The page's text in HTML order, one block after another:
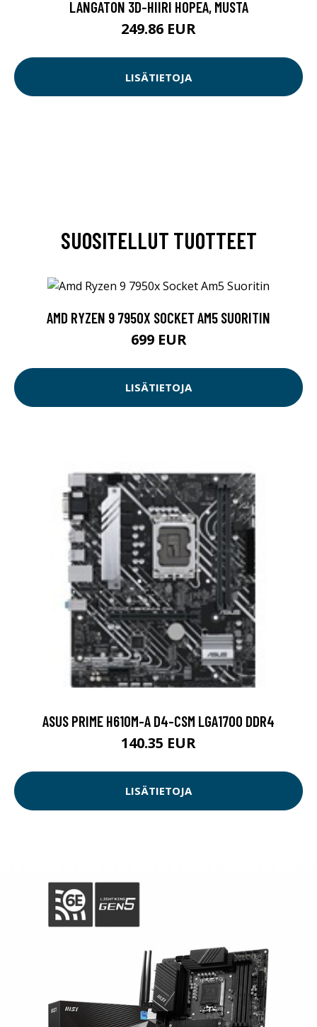
LANGATON 3D-HIIRI HOPEA, MUSTA
249.86 EUR
LISÄTIETOJA
SUOSITELLUT TUOTTEET
AMD RYZEN 9 7950X SOCKET AM5 SUORITIN
699 EUR
LISÄTIETOJA
ASUS PRIME H610M-A D4-CSM LGA1700 DDR4
140.35 EUR
LISÄTIETOJA